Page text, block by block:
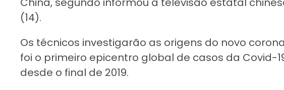
(14).
Os técnicos investigarão as origens do novo
foi o primeiro epicentro global de casos da Covid-
desde o final de 2019.